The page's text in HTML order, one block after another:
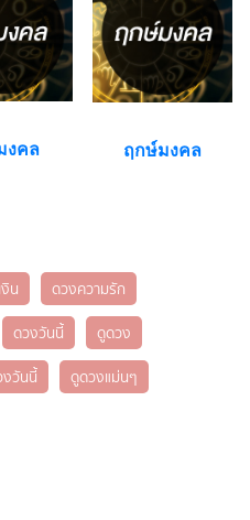
งคล ฤกษ์มงคล
น
ดวงความรัก
ดวงวันนี้
ดูดวง
วันนี้
ดูดวงแม่นๆ